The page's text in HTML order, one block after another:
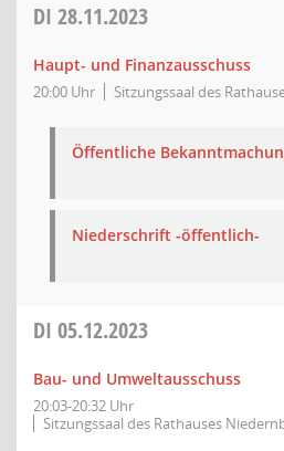
DI 28.11.2023
Haupt- und Finanzausschuss
20:00 Uhr Sitzungssaal des
Öffentliche
Niederschrift -öffentlich-
DI 05.12.2023
Bau- und Umweltausschuss
20:03-20:32 Uhr
Sitzungssaal des Rathauses